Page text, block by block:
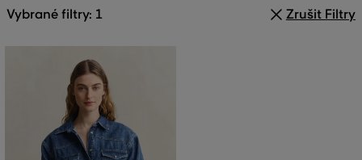
Vybrané filtry: 1 Zrušit Filtry